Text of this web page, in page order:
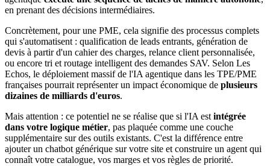
en prenant des décisions intermédiaires.
Concrètement, pour une PME, cela signifie des processus complets
qui s'automatisent : qualification de leads entrants, génération de
devis à partir d'un cahier des charges, relance client personnalisée,
ou encore tri et routage intelligent des demandes SAV. Selon Les
Echos, le déploiement massif de l'IA agentique dans les TPE/PME
françaises pourrait représenter un impact économique de plusieurs
dizaines de milliards d'euros.
Mais attention : ce potentiel ne se réalise que si l'IA estintégrée
dans votre logique métier, pas plaquée comme une couche
supplémentaire sur des outils existants. C'est la différence entre
ajouter un chatbot générique sur votre site et construire un agent qui
connaît votre catalogue, vos marges et vos règles de priorité.